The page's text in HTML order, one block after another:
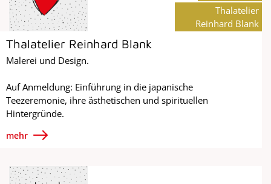
Thalatelier Reinhard Blank
Malerei und Design.
Auf Anmeldung: Einführung in die japanische
Teezeremonie, ihre ästhetischen und spirituellen
Hintergründe.
mehr
Thalatelier
Reinhard Blank